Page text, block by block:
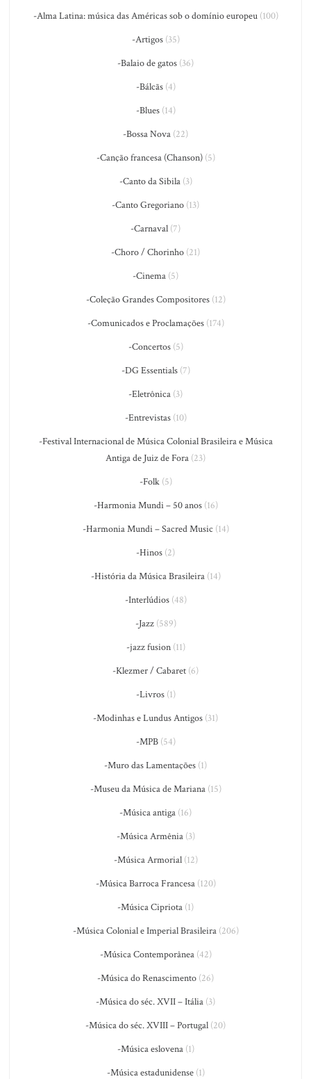
-Alma Latina: música das Américas sob o domínio europeu(100)
-Artigos(35)
-Balaio de gatos (36)
-Bálcãs(4)
-Blues(14)
-Bossa Nova (22)
-Canção francesa (Chanson)(5)
-Canto da Sibila(3)
-Canto Gregoriano (13)
-Carnaval (7)
-Choro / Chorinho (21)
-Cinema (5)
-Coleção Grandes Compositores(12)
-Comunicados e Proclamações(174)
-Concertos(5)
-DG Essentials(7)
-Eletrônica (3)
-Entrevistas(10)
-Festival Internacional de Música Colonial Brasileira e Música
Antiga de Juiz de Fora (23)
-Folk(5)
-Harmonia Mundi – 50 anos(16)
-Harmonia Mundi – Sacred Music (14)
-Hinos (2)
-História da Música Brasileira(14)
-Interlúdios(48)
-Jazz(589)
-jazz fusion(11)
-Klezmer / Cabaret (6)
-Livros(1)
-Modinhas e Lundus Antigos (31)
-MPB(54)
-Muro das Lamentações (1)
-Museu da Música de Mariana(15)
-Música antiga (16)
-Música Armênia(3)
-Música Armorial(12)
-Música Barroca Francesa(120)
-Música Cipriota (1)
-Música Colonial e Imperial Brasileira(206)
-Música Contemporânea(42)
-Música do Renascimento (26)
-Música do séc. XVII – Itália (3)
-Música do séc. XVIII – Portugal (20)
-Música eslovena(1)
-Música estadunidense(1)